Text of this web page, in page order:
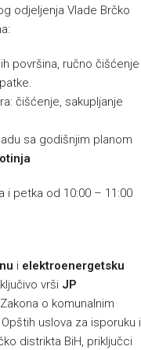
odjeljenja Vlade Brčko
površina, ručno čišćenje
čišćenje, sakupljanje
sa godišnjim planom
i petka od 10:00 – 11:00
i elektroenergetsku
vrši JP
o komunalnim
uslova za isporuku i
distrikta BiH, priključci